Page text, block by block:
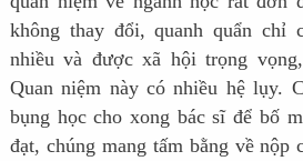
không thay đổi, quanh quẩn chỉ
nhiều và được xã hội trọng
Quan niệm này có nhiều hệ lụy.
bụng học cho xong bác sĩ để bố
đạt, chúng mang tấm bằng về nộp